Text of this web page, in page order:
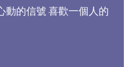
動的信號 喜歡一個人的